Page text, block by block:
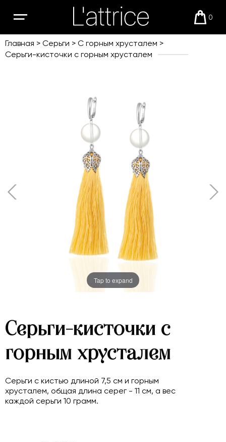
Открыть
0
Главная Серьги
С горным хрусталем
Серьги-кисточки с горным хрусталем
Tap to expand
Серьги-кисточки с
горным хрусталем
Серьги с кистью длиной 7,5 см и горным
хрусталем, общая длина серег - 11 см, а вес
каждой серьги 10 грамм.